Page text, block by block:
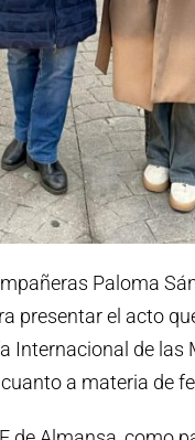
Paloma
presentar el acto
Internacional de las
a materia de